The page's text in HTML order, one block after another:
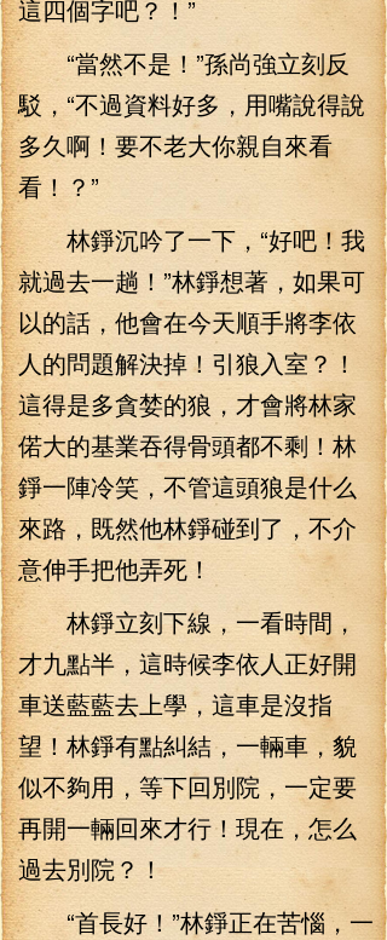
這四個字吧？！”
“當然不是！”孫尚強立刻反
駁，“不過資料好多，用嘴說得說
多久啊！要不老大你親自來看
看！？”
林錚沉吟了一下，“好吧！我
就過去一趟！”林錚想著，如果可
以的話，他會在今天順手將李依
人的問題解決掉！引狼入室？！
這得是多貪婪的狼，才會將林家
偌大的基業吞得骨頭都不剩！林
錚一陣冷笑，不管這頭狼是什么
來路，既然他林錚碰到了，不介
意伸手把他弄死！
林錚立刻下線，一看時間，
才九點半，這時候李依人正好開
車送藍藍去上學，這車是沒指
望！林錚有點糾結，一輛車，貌
似不夠用，等下回別院，一定要
再開一輛回來才行！現在，怎么
過去別院？！
“首長好！”林錚正在苦惱，一